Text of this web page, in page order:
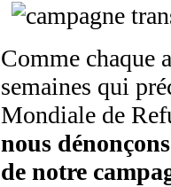
Comme chaque
semaines qui
Mondiale de
nous
de notre